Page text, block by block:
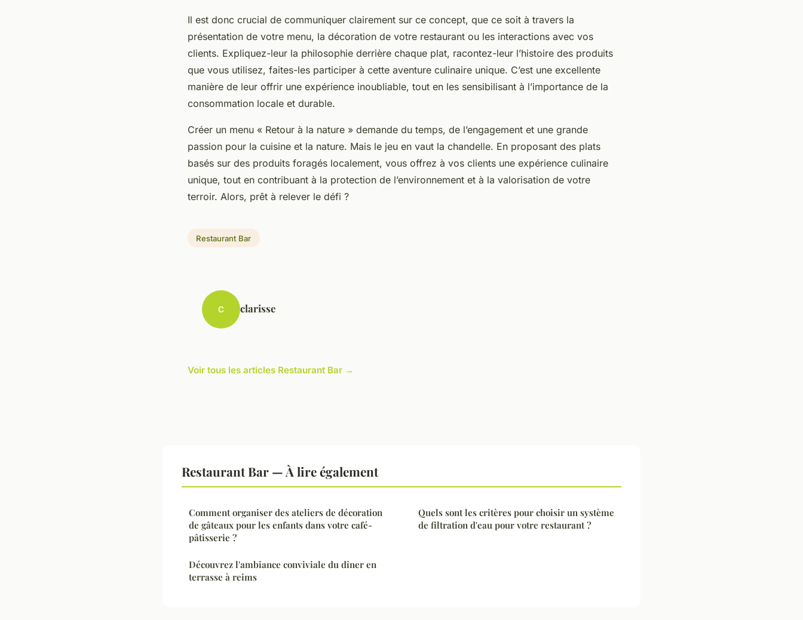
Il est donc crucial de communiquer clairement sur ce concept, que ce soit à travers la
présentation de votre menu, la décoration de votre restaurant ou les interactions avec vos
clients. Expliquez-leur la philosophie derrière chaque plat, racontez-leur l’histoire des produits
que vous utilisez, faites-les participer à cette aventure culinaire unique. C’est une excellente
manière de leur offrir une expérience inoubliable, tout en les sensibilisant à l’importance de la
consommation locale et durable.
Créer un menu « Retour à la nature » demande du temps, de l’engagement et une grande
passion pour la cuisine et la nature. Mais le jeu en vaut la chandelle. En proposant des plats
basés sur des produits foragés localement, vous offrez à vos clients une expérience culinaire
unique, tout en contribuant à la protection de l’environnement et à la valorisation de votre
terroir. Alors, prêt à relever le défi ?
Restaurant Bar
C clarisse
Voir tous les articles Restaurant Bar →
Restaurant Bar — À lire également
Comment organiser des ateliers de décoration
de gâteaux pour les enfants dans votre café-
pâtisserie ?
Découvrez l'ambiance conviviale du dîner en
terrasse à reims
Quels sont les critères pour choisir un système
de filtration d'eau pour votre restaurant ?